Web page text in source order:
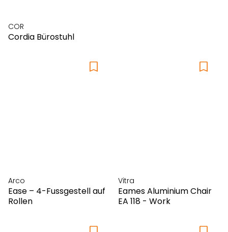
COR
Cordia Bürostuhl
Arco
Ease – 4-Fussgestell auf
Rollen
Vitra
Eames Aluminium Chair
EA 118 - Work